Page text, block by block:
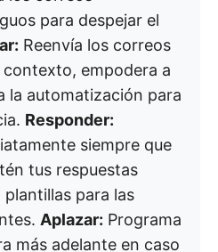
para despejar el
Reenvía los correos
empodera a
la automatización para
Responder:
siempre que
tus respuestas
para las
Aplazar: Programa
más adelante en caso